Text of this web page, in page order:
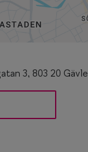
3, 803 20 Gävle